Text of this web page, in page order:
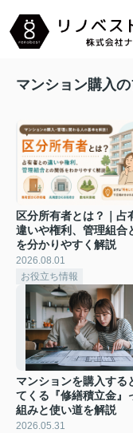
マンション購入
区分所有者とは？｜占
違いや権利、管理組合
を分かりやすく解説
2026.08.01
お役立ち情報
マンションを購入する
てくる『修繕積立金』
組みと使い道を解説
2026.05.31